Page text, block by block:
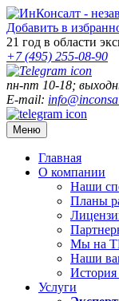
Добавить в
21 год в области
+7 (495) 255-08-90
пн-пт 10-18;
E-mail:
Меню
Главная
О компании
Наши
Планы
Мы на
Наши
История
Услуги